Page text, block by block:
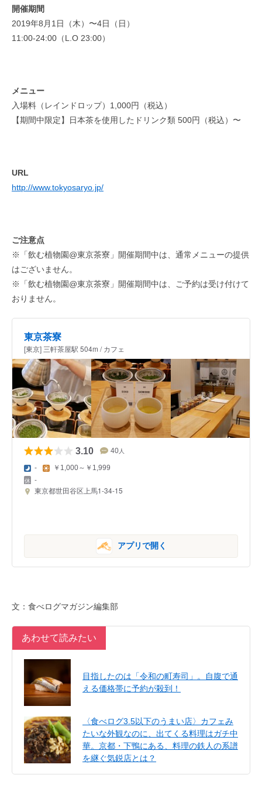
開催期間
2019年8月1日（木）〜4日（日）
11:00-24:00（L.O 23:00）
メニュー
入場料（レインドロップ）1,000円（税込）
【期間中限定】日本茶を使用したドリンク類 500円（税込）〜
URL
http://www.tokyosaryo.jp/
ご注意点
※「飲む植物園@東京茶寮」開催期間中は、通常メニューの提供
はございません。
※「飲む植物園@東京茶寮」開催期間中は、ご予約は受け付けて
おりません。
東京茶寮
[東京] 三軒茶屋駅 504m / カフェ
3.10 40 人
- ￥1,000～￥1,999
-
東京都世田谷区上馬1-34-15
アプリで開く
文：食べログマガジン編集部
あわせて読みたい
目指したのは「令和の町寿司」。自腹で通
える価格帯に予約が殺到！
〈食べログ3.5以下のうまい店〉カフェみ
たいな外観なのに、出てくる料理はガチ中
華。京都・下鴨にある、料理の鉄人の系譜
を継ぐ気鋭店とは？